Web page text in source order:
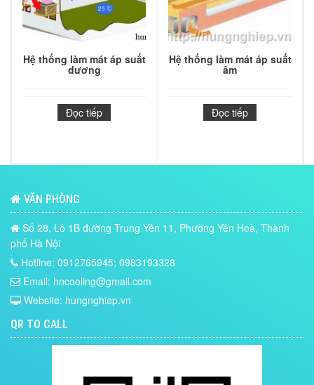
Hệ thống làm mát áp suất
dương
Đọc tiếp
Hệ thống làm mát áp suất
âm
Đọc tiếp
VĂN PHÒNG
Số 28, Lô 1B đường Trung Yên 11, Phường Yên Hoà, Thành
phố Hà Nội
Hotline: 0912765945; 0983193328
Email: hncooling@gmail.com
Website: hungnghiep.vn
QR TO CALL